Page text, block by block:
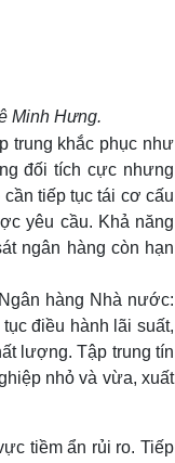
Minh Hưng.
trung khắc phục như
đối tích cực nhưng
tiếp tục tái cơ cấu
yêu cầu. Khả năng
ngân hàng còn hạn
hàng Nhà nước:
điều hành lãi suất,
lượng. Tập trung tín
nhỏ và vừa, xuất
tiềm ẩn rủi ro. Tiếp